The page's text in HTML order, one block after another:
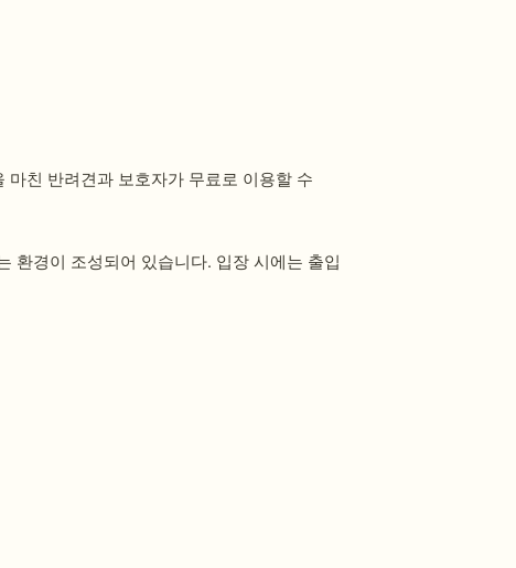
친 반려견과 보호자가 무료로 이용할 수
환경이 조성되어 있습니다. 입장 시에는 출입